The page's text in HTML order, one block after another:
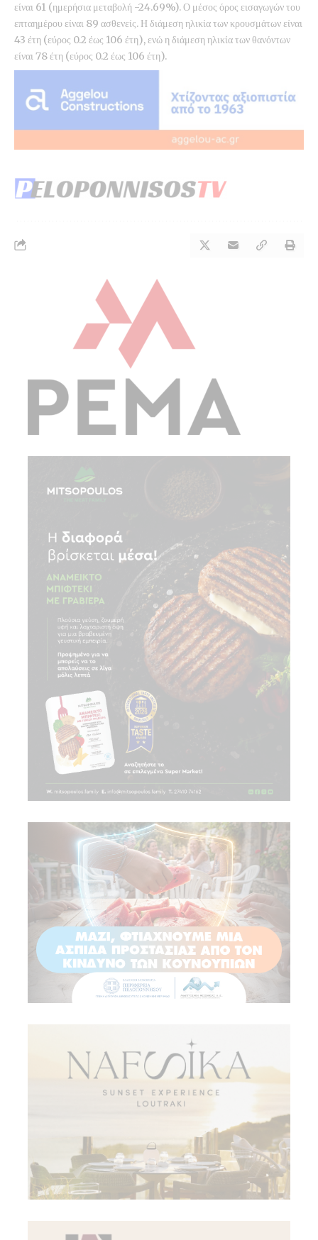
είναι 61 (ημερήσια μεταβολή -24.69%). Ο μέσος όρος εισαγωγών του
επταημέρου είναι 89 ασθενείς. Η διάμεση ηλικία των κρουσμάτων είναι
43 έτη (εύρος 0.2 έως 106 έτη), ενώ η διάμεση ηλικία των θανόντων
είναι 78 έτη (εύρος 0.2 έως 106 έτη).